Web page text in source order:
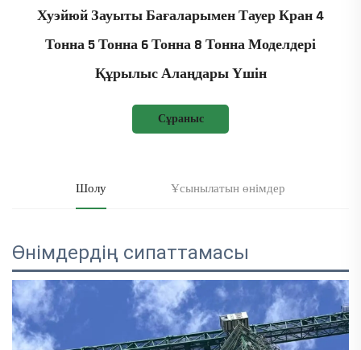
Хуэйюй Зауыты Бағаларымен Тауер Кран 4
Тонна 5 Тонна 6 Тонна 8 Тонна Моделдері
Құрылыс Алаңдары Үшін
Сұраныс
Шолу Ұсынылатын өнімдер
Өнімдердің сипаттамасы